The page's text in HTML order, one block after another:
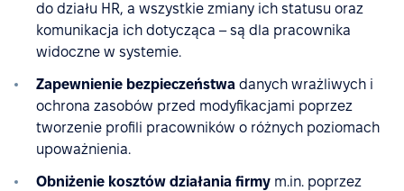
do działu HR, a wszystkie zmiany ich statusu oraz
komunikacja ich dotycząca – są dla pracownika
widoczne w systemie.
Zapewnienie bezpieczeństwa danych wrażliwych i
ochrona zasobów przed modyfikacjami poprzez
tworzenie profili pracowników o różnych poziomach
upoważnienia.
Obniżenie kosztów działania firmy m.in. poprzez